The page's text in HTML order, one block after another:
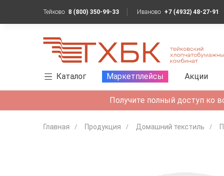
Тейково 8 (800) 350-99-33 Иваново +7 (4932) 48-27-91
Каталог Маркетплейсы Акции
Получите полный доступ ко
Главная Продукция Домашний текстиль